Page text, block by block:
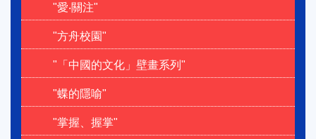
"愛‧關注"
"方舟校園"
"「中國的文化」壁畫系列"
"蝶的隱喻"
"掌握、握掌"